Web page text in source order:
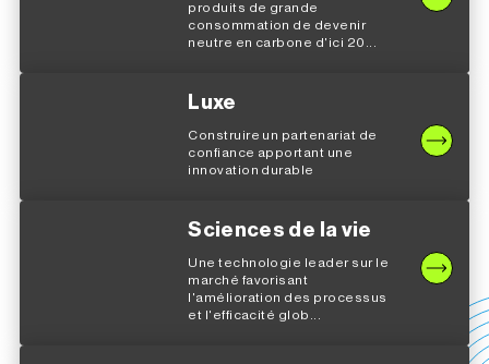
produits de grande
consommation de devenir
neutre en carbone d'ici 20...
Luxe
Construire un partenariat de
confiance apportant une
innovation durable
Sciences de la vie
Une technologie leader sur le
marché favorisant
l'amélioration des processus
et l'efficacité glob...